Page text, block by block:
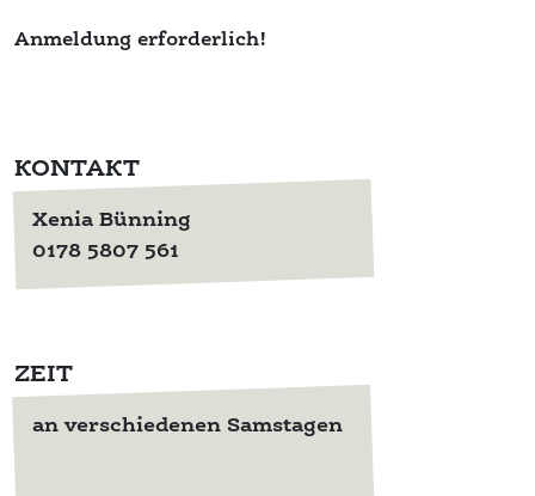
Anmeldung erforderlich!
KONTAKT
Xenia Bünning
0178 5807 561
ZEIT
an verschiedenen Samstagen